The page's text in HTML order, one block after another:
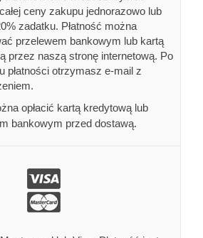
ceny zakupu jednorazowo lub
zadatku. Płatność można
przelewem bankowym lub kartą
przez naszą stronę internetową. Po
płatności otrzymasz e-mail z
opłacić kartą kredytową lub
bankowym przed dostawą.